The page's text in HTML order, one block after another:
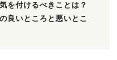
を付けるべきことは？
良いところと悪いとこ